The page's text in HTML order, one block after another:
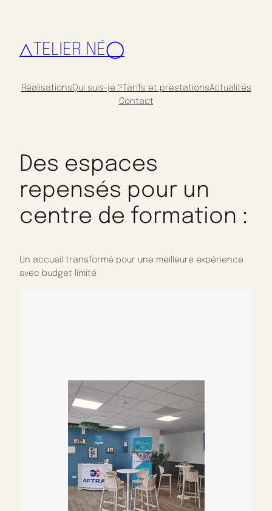
△TELIER NÉ◯
RéalisationsQui suis-je ? Tarifs et prestationsActualités
Contact
Des espaces
repensés pour un
centre de formation :
Un accueil transformé pour une meilleure expérience
avec budget limité